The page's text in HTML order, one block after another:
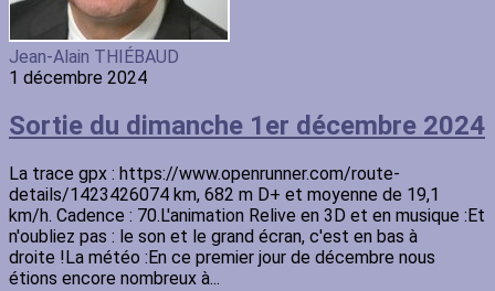
Jean-Alain THIÉBAUD
1 décembre 2024
Sortie du dimanche 1er décembre 2024
La trace gpx : https://www.openrunner.com/route-
details/1423426074 km, 682 m D+ et moyenne de 19,1
km/h. Cadence : 70.L'animation Relive en 3D et en musique :Et
n'oubliez pas : le son et le grand écran, c'est en bas à
droite !La météo :En ce premier jour de décembre nous
étions encore nombreux à...